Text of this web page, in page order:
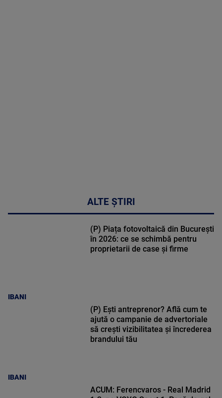
ALTE ȘTIRI
IBANI
(P) Piața fotovoltaică din București
în 2026: ce se schimbă pentru
proprietarii de case și firme
IBANI
(P) Ești antreprenor? Află cum te
ajută o campanie de advertoriale
să crești vizibilitatea și încrederea
brandului tău
ACUM: Ferencvaros - Real Madrid